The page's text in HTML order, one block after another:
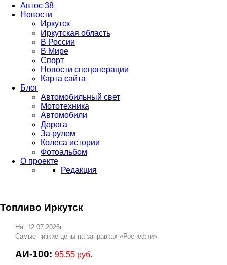
Автос 38
Новости
Иркутск
Иркутская область
В России
В Мире
Спорт
Новости спецоперации
Карта сайта
Блог
Автомобильный свет
Мототехника
Автомобили
Дорога
За рулем
Колеса истории
Фотоальбом
О проекте
Редакция
Топливо Иркутск
На: 12.07.2026г.
Самые низкие цены на заправках «Роснефти».
АИ-100: 95.55 руб.